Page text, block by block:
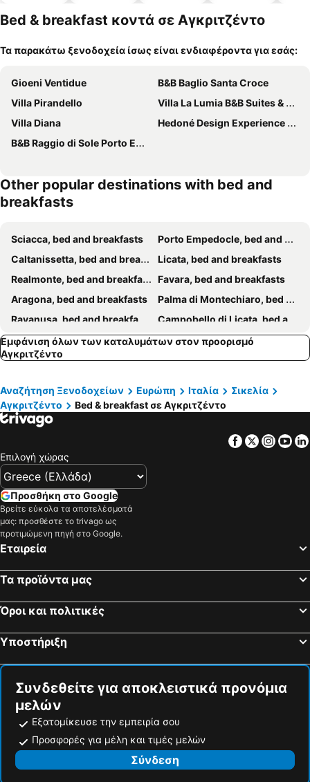
κατοικίδι
α
α
Bed & breakfast κοντά σε Αγκριτζέντο
Τα παρακάτω ξενοδοχεία ίσως είναι ενδιαφέροντα για εσάς:
Gioeni Ventidue
B&B Baglio Santa Croce
Villa Pirandello
Villa La Lumia B&B Suites & Apartments
Villa Diana
Hedoné Design Experience B&B
B&B Raggio di Sole Porto Empedocle
Other popular destinations with bed and
breakfasts
Sciacca, bed and breakfasts
Porto Empedocle, bed and breakfasts
Caltanissetta, bed and breakfasts
Licata, bed and breakfasts
Realmonte, bed and breakfasts
Favara, bed and breakfasts
Aragona, bed and breakfasts
Palma di Montechiaro, bed and breakfasts
Ravanusa, bed and breakfasts
Campobello di Licata, bed and breakfasts
Canicattì, bed and breakfasts
Bivona, bed and breakfasts
Siculiana, bed and breakfasts
San Cataldo, bed and breakfasts
Naro, bed and breakfasts
Montallegro, bed and breakfasts
Lercara Friddi, bed and breakfasts
Delia, bed and breakfasts
Santa Elisabetta, bed and breakfasts
Casteltermini, bed and breakfasts
Serradifalco, bed and breakfasts
Prizzi, bed and breakfasts
Santo Stefano Quisquina, bed and breakfasts
Sommatino, bed and breakfasts
Εμφάνιση όλων των καταλυμάτων στον προορισμό
Αγκριτζέντο
Αναζήτηση Ξενοδοχείων Ευρώπη Ιταλία
Σικελία
Αγκριτζέντο
Bed & breakfast σε Αγκριτζέντο
Facebook
Twitter
Επιλογή χώρας
Προσθήκη στο Google
Βρείτε εύκολα τα αποτελέσματά
μας: προσθέστε το trivago ως
προτιμώμενη πηγή στο Google.
Εταιρεία
Τα προϊόντα μας
Όροι και πολιτικές
Υποστήριξη
Συνδεθείτε για αποκλειστικά προνόμια
μελών
Εξατομίκευσε την εμπειρία σου
Προσφορές για μέλη και τιμές μελών
Σύνδεση